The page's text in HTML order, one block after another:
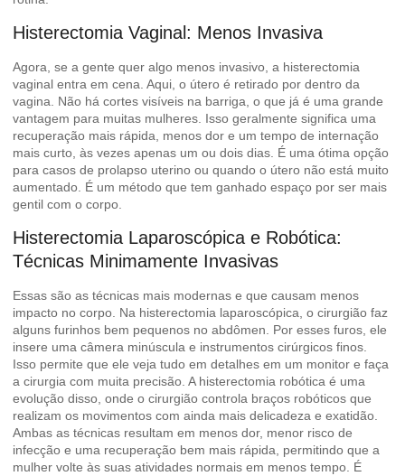
Histerectomia Vaginal: Menos Invasiva
Agora, se a gente quer algo menos invasivo, a histerectomia
vaginal entra em cena. Aqui, o útero é retirado por dentro da
vagina. Não há cortes visíveis na barriga, o que já é uma grande
vantagem para muitas mulheres. Isso geralmente significa uma
recuperação mais rápida, menos dor e um tempo de internação
mais curto, às vezes apenas um ou dois dias. É uma ótima opção
para casos de prolapso uterino ou quando o útero não está muito
aumentado. É um método que tem ganhado espaço por ser mais
gentil com o corpo.
Histerectomia Laparoscópica e Robótica:
Técnicas Minimamente Invasivas
Essas são as técnicas mais modernas e que causam menos
impacto no corpo. Na histerectomia laparoscópica, o cirurgião faz
alguns furinhos bem pequenos no abdômen. Por esses furos, ele
insere uma câmera minúscula e instrumentos cirúrgicos finos.
Isso permite que ele veja tudo em detalhes em um monitor e faça
a cirurgia com muita precisão. A histerectomia robótica é uma
evolução disso, onde o cirurgião controla braços robóticos que
realizam os movimentos com ainda mais delicadeza e exatidão.
Ambas as técnicas resultam em menos dor, menor risco de
infecção e uma recuperação bem mais rápida, permitindo que a
mulher volte às suas atividades normais em menos tempo. É